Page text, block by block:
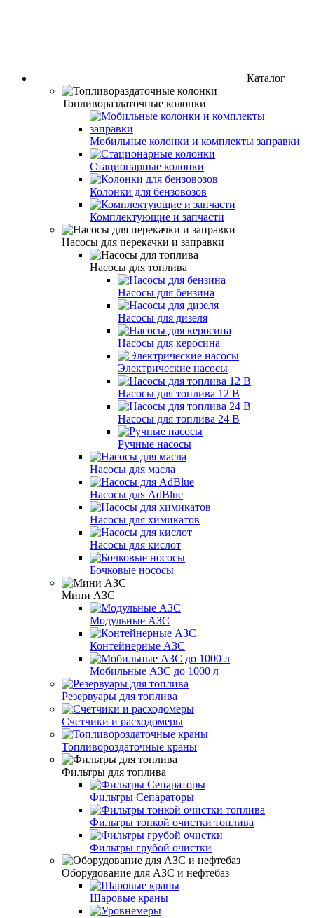
Каталог
Топливораздаточные колонки
Мобильные колонки и комплекты заправки
Стационарные колонки
Колонки для бензовозов
Комплектующие и запчасти
Насосы для перекачки и заправки
Насосы для топлива
Насосы для бензина
Насосы для дизеля
Насосы для керосина
Электрические насосы
Насосы для топлива 12 В
Насосы для топлива 24 В
Ручные насосы
Насосы для масла
Насосы для AdBlue
Насосы для химикатов
Насосы для кислот
Бочковые нососы
Мини АЗС
Модульные АЗС
Контейнерные АЗС
Мобильные АЗС до 1000 л
Резервуары для топлива
Счетчики и расходомеры
Топливороздаточные краны
Фильтры для топлива
Фильтры Сепараторы
Фильтры тонкой очистки топлива
Фильтры грубой очистки
Оборудование для АЗС и нефтебаз
Шаровые краны